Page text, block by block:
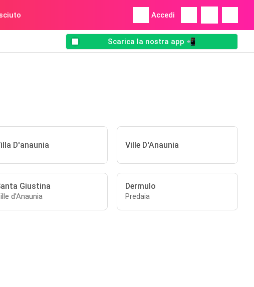
Accedi
Scarica la nostra app 📲
D'anaunia Ville D'Anaunia
Giustina
d'Anaunia
Dermulo
Predaia